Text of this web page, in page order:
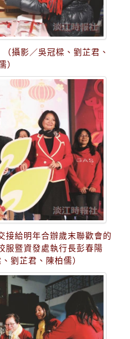
攝影／吳冠樑、劉芷君、
）
接給明年合辦歲末聯歡會的
服暨資發處執行長彭春陽
劉芷君、陳柏儒）